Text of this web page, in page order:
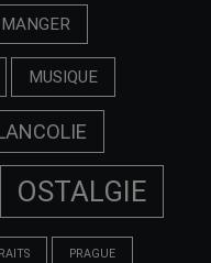
MANGER
MUSIQUE
OSTALGIE
PRAGUE